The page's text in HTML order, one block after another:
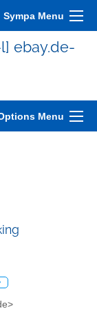
Sympa Menu
ebay.de-
Menu